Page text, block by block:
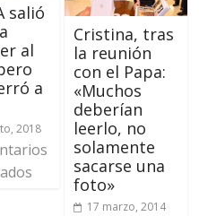
salió
al
a
2018
Cristina, tras
la reunión
con el Papa:
«Muchos
deberían
leerlo, no
solamente
sacarse una
foto»
17 marzo, 2014